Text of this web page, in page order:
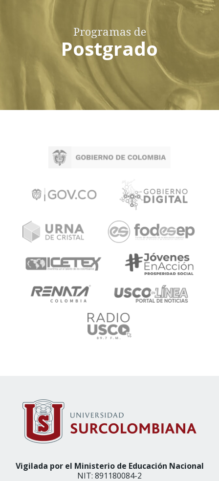
Programas de
Postgrado
Vigilada por el Ministerio de Educación Nacional
NIT: 891180084-2